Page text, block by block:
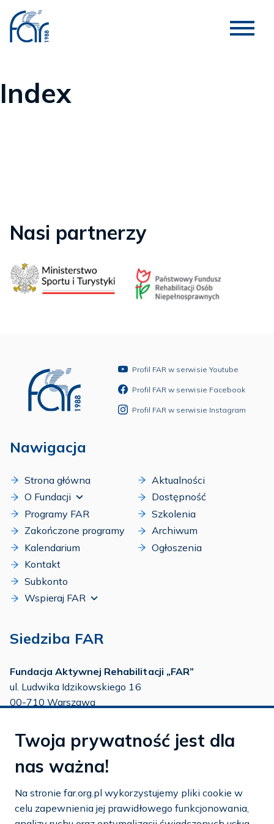
Index
Nasi partnerzy
Profil FAR w serwisie Youtube
Profil FAR w serwisie Facebook
Profil FAR w serwisie Instagram
Nawigacja
Strona główna
O Fundacji
Programy FAR
Zakończone programy
Kalendarium
Kontakt
Subkonto
Wspieraj FAR
Aktualności
Dostępność
Szkolenia
Archiwum
Ogłoszenia
Siedziba FAR
Fundacja Aktywnej Rehabilitacji „FAR”
ul. Ludwika Idzikowskiego 16
00-710 Warszawa
tel.:22 651 88 03
22 858 26 39
tel.:22 642 22 91
e-mail:info@far.org.pl
Twoja prywatność jest dla
nas ważna!
Na stronie far.org.pl wykorzystujemy pliki cookie w
celu zapewnienia jej prawidłowego funkcjonowania,